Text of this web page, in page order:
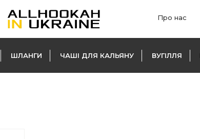
Про нас
ШЛАНГИ ЧАШІ ДЛЯ КАЛЬЯНУ ВУГІЛЛЯ